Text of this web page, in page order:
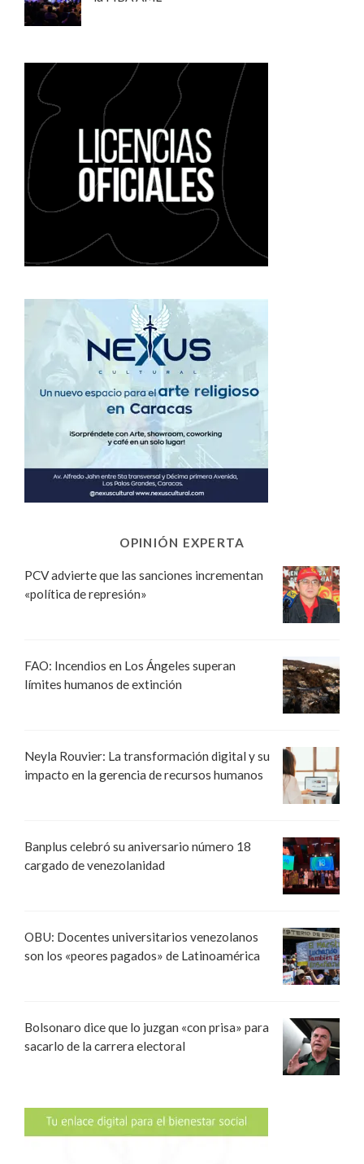
OPINIÓN EXPERTA
PCV advierte que las sanciones incrementan
«política de represión»
FAO: Incendios en Los Ángeles superan
límites humanos de extinción
Neyla Rouvier: La transformación digital y su
impacto en la gerencia de recursos humanos
Banplus celebró su aniversario número 18
cargado de venezolanidad
OBU: Docentes universitarios venezolanos
son los «peores pagados» de Latinoamérica
Bolsonaro dice que lo juzgan «con prisa» para
sacarlo de la carrera electoral